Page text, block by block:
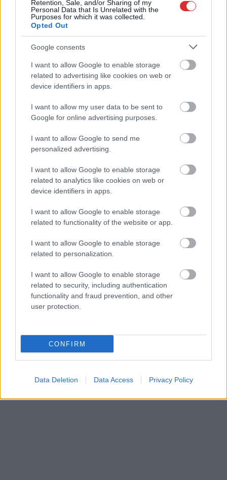
Retention, Sale, and/or Sharing of my
Personal Data that Is Unrelated with the
Purposes for which it was collected.
Opted Out
Google consents
I want to allow Google to enable storage
related to advertising like cookies on web or
device identifiers in apps.
I want to allow my user data to be sent to
Google for online advertising purposes.
I want to allow Google to send me
personalized advertising.
I want to allow Google to enable storage
related to analytics like cookies on web or
device identifiers in apps.
I want to allow Google to enable storage
related to functionality of the website or app.
I want to allow Google to enable storage
related to personalization.
I want to allow Google to enable storage
related to security, including authentication
functionality and fraud prevention, and other
user protection.
CONFIRM
Data Deletion Data Access Privacy Policy
FOTO. “Vai tas ir normāli?”
Guntars veikalā nopērk
tomātu, taču, pārgriežot to
uz pusēm, viņu sagaida
pārsteigums
Iegādājiesdzirdes
Veselības inspekcija
steidzami aicina
numuru
Latviešu varēšanai
– mūsu pētnieks
Atcelt Ziņot